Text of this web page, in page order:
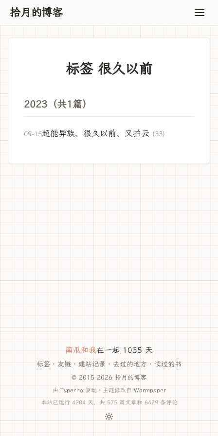
拾月的博客
标签 很久以前
2023（共1篇）
09-15超能异族、很久以前、又拍云 (33)
南瓜和我在一起 1035 天
标签 · 友链 · 建站记录 · 去过的地方 · 读过的书
© 2015-2026 拾月的博客
由 Typecho 驱动 · 主题修改自 Warmpaper
本站已运行 4204 天，共 575 篇文章和 6429 条评论